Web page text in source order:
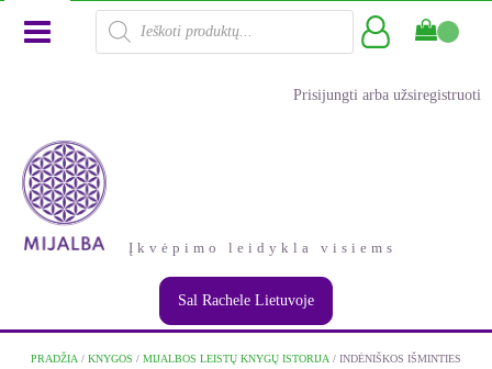
Products
search
Prisijungti arba užsiregistruoti
Įkvėpimo leidykla visiems
Sal Rachele Lietuvoje
PRADŽIA / KNYGOS / MIJALBOS LEISTŲ KNYGŲ ISTORIJA / INDĖNIŠKOS IŠMINTIES